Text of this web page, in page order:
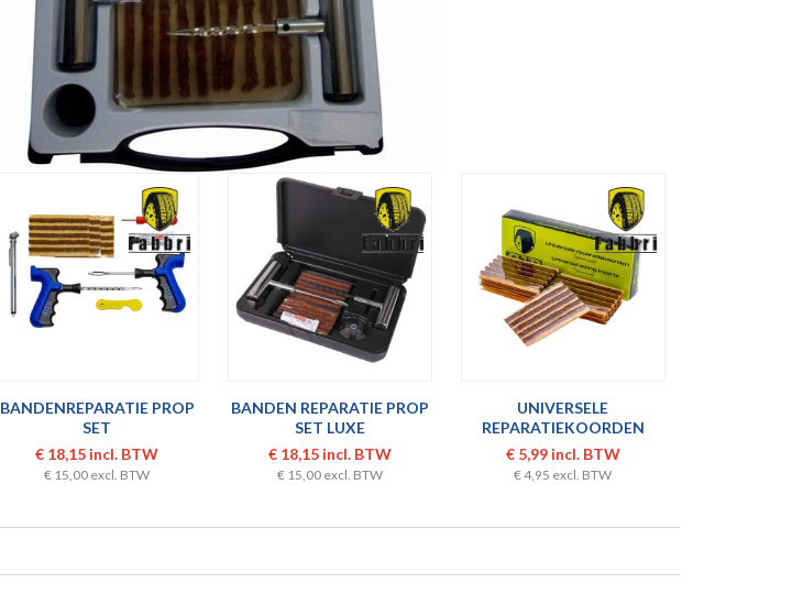
BANDENREPARATIE PROP
SET
€ 18,15 incl. BTW
€ 15,00 excl. BTW
BANDEN REPARATIE PROP
SET LUXE
€ 18,15 incl. BTW
€ 15,00 excl. BTW
UNIVERSELE
REPARATIEKOORDEN
4,5X100MM 60...
€ 5,99 incl. BTW
€ 4,95 excl. BTW